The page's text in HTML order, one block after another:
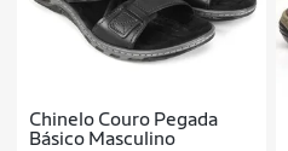
Chinelo Couro Pegada
Básico Masculino